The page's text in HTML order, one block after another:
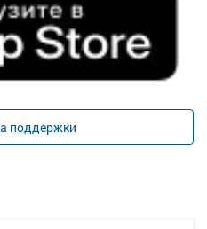
поддержки